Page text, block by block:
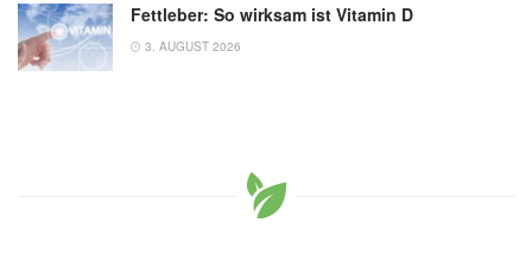
Fettleber: So wirksam ist Vitamin D
3. AUGUST 2026